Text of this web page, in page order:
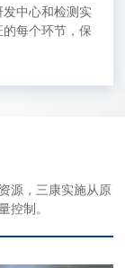
中心和检测实
每个环节，保
源，三康实施从原
控制。